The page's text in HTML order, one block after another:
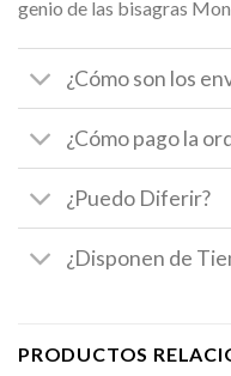
genio de las bisagras
¿Cómo son los
¿Cómo pago la
¿Puedo Diferir?
¿Disponen de
PRODUCTOS